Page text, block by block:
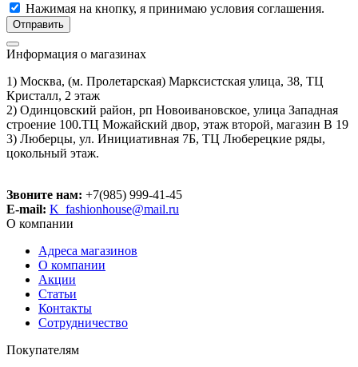
Нажимая на кнопку, я принимаю условия соглашения.
Информация о магазинах
1) Москва, (м. Пролетарская) Марксистская улица, 38, ТЦ
Кристалл, 2 этаж
2) Одинцовский район, рп Новоивановское, улица Западная
строение 100.ТЦ Можайский двор, этаж второй, магазин В 19
3) Люберцы, ул. Инициативная 7Б, ТЦ Люберецкие ряды,
цокольный этаж.
Звоните нам: +7(985) 999-41-45
E-mail: K_fashionhouse@mail.ru
О компании
Адреса магазинов
О компании
Акции
Статьи
Контакты
Сотрудничество
Покупателям